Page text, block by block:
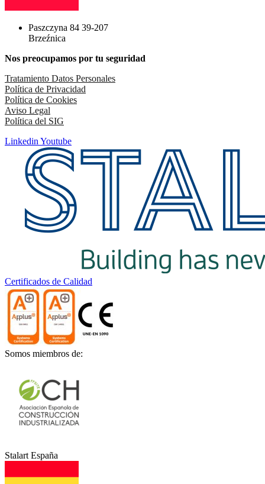
Paszczyna 84 39-207
Brzeźnica
Nos preocupamos por tu seguridad
Tratamiento Datos Personales
Política de Privacidad
Política de Cookies
Aviso Legal
Política del SIG
Linkedin Youtube
Certificados de Calidad
Somos miembros de:
Stalart España